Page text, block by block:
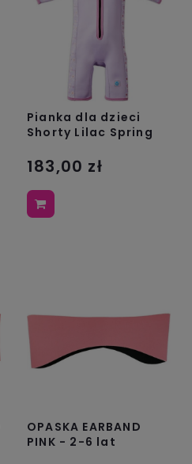
Pianka dla dzieci
Shorty Lilac Spring
183,00 zł
OPASKA EARBAND
PINK - 2-6 lat